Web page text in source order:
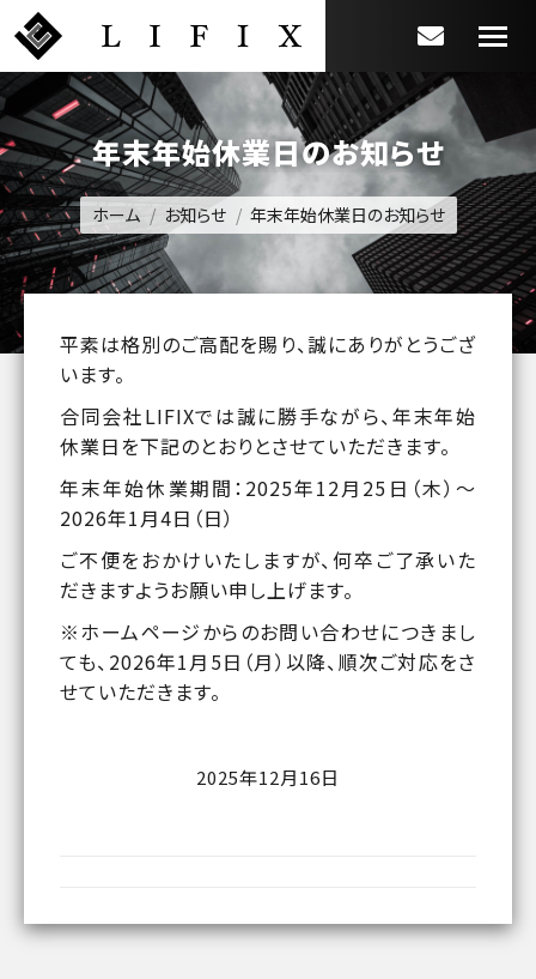
年末年始休業日のお知らせ
You are here:
ホーム お知らせ 年末年始休業日のお知らせ
平素は格別のご高配を賜り、誠にありがとうござ
います。
合同会社LIFIXでは誠に勝手ながら、年末年始
休業日を下記のとおりとさせていただきます。
年末年始休業期間：2025年12月25日（木）～
2026年1月4日（日）
ご不便をおかけいたしますが、何卒ご了承いた
だきますようお願い申し上げます。
※ホームページからのお問い合わせにつきまし
ても、2026年1月5日（月）以降、順次ご対応をさ
せていただきます。
2025年12月16日
navigation